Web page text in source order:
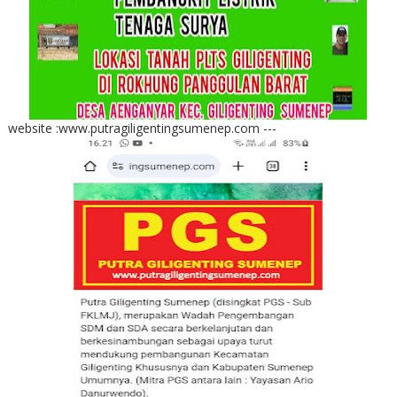
website :www.putragiligentingsumenep.com ---